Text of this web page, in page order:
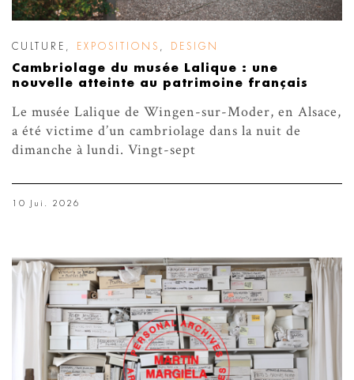
CULTURE EXPOSITIONS DESIGN
Cambriolage du musée Lalique : une
nouvelle atteinte au patrimoine français
Le musée Lalique de Wingen-sur-Moder, en Alsace,
a été victime d’un cambriolage dans la nuit de
dimanche à lundi. Vingt-sept
10 Jui. 2026